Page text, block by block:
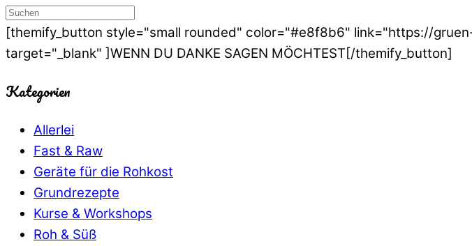
[themify_button style="small rounded" color="#e8f8b6" link="https://
target="_blank" ]WENN DU DANKE SAGEN MÖCHTEST[/themify_button]
Kategorien
Allerlei
Fast & Raw
Geräte für die Rohkost
Grundrezepte
Kurse & Workshops
Roh & Süß